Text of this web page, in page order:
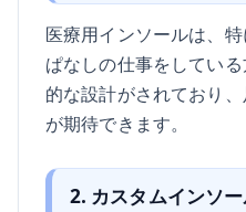
医療用インソールは、
ぱなしの仕事をしてい
的な設計がされており
が期待できます。
2. カスタムインソ